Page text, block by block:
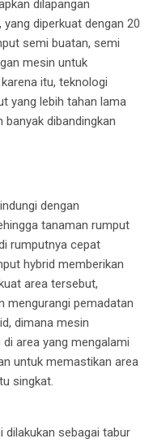
dilapangan
diperkuat dengan 20
semi buatan, semi
mesin untuk
itu, teknologi
yang lebih tahan lama
banyak dibandingkan
dengan
tanaman rumput
rumputnya cepat
hybrid memberikan
area tersebut,
mengurangi pemadatan
dimana mesin
area yang mengalami
untuk memastikan area
singkat.
dilakukan sebagai tabur